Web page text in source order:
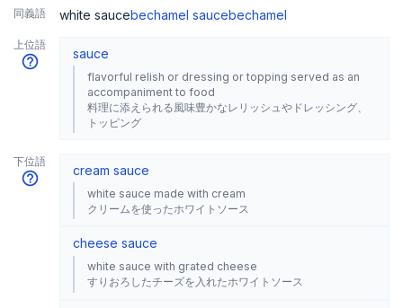
同義語 white saucebechamel saucebechamel
上位語
sauce
flavorful relish or dressing or topping served as an
accompaniment to food
料理に添えられる風味豊かなレリッシュやドレッシング、
トッピング
下位語
cream sauce
white sauce made with cream
クリームを使ったホワイトソース
cheese sauce
white sauce with grated cheese
すりおろしたチーズを入れたホワイトソース